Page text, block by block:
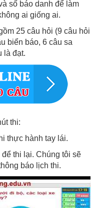
số báo danh để làm
ai giống ai.
25 câu hỏi (9 câu hỏi
biển báo, 6 câu sa
là đạt.
thi:
thực hành tay lái.
thi lại. Chúng tôi sẽ
báo lịch thi.